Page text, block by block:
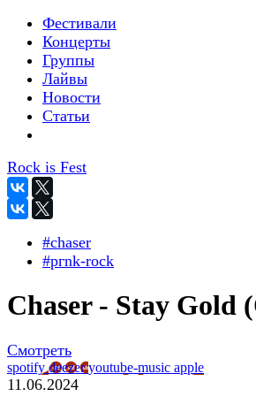
Фестивали
Концерты
Группы
Лайвы
Новости
Статьи
Rock is Fest
#chaser
#pгnk-roсk
Chaser - Stay Gold
Смотреть
spotifydeezeryoutube-music apple
11.06.2024